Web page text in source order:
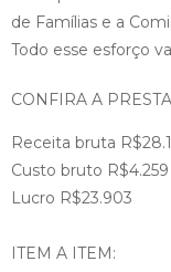
de Famílias e a
Todo esse esforço
CONFIRA A
Receita bruta
Custo bruto R$4.259
Lucro R$23.903
ITEM A ITEM: